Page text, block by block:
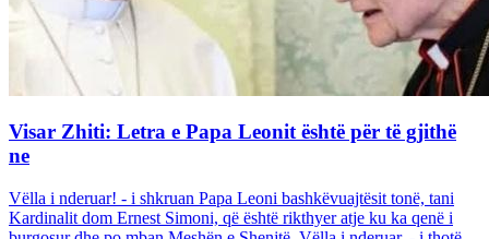
Visar Zhiti: Letra e Papa Leonit është për të gjithë
ne
Vëlla i nderuar! - i shkruan Papa Leoni bashkëvuajtësit tonë, tani
Kardinalit dom Ernest Simoni, që është rikthyer atje ku ka qenë i